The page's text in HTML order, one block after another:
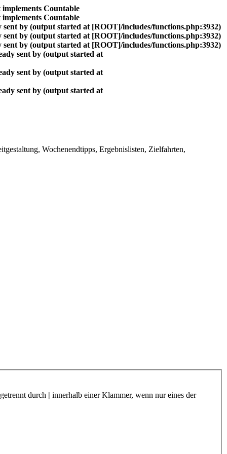
Countable
Countable
by (output started at [ROOT]/includes/functions.php:3932)
by (output started at [ROOT]/includes/functions.php:3932)
by (output started at [ROOT]/includes/functions.php:3932)
sent by (output started at
sent by (output started at
sent by (output started at
Wochenendtipps, Ergebnislisten, Zielfahrten,
durch | innerhalb einer Klammer, wenn nur eines der